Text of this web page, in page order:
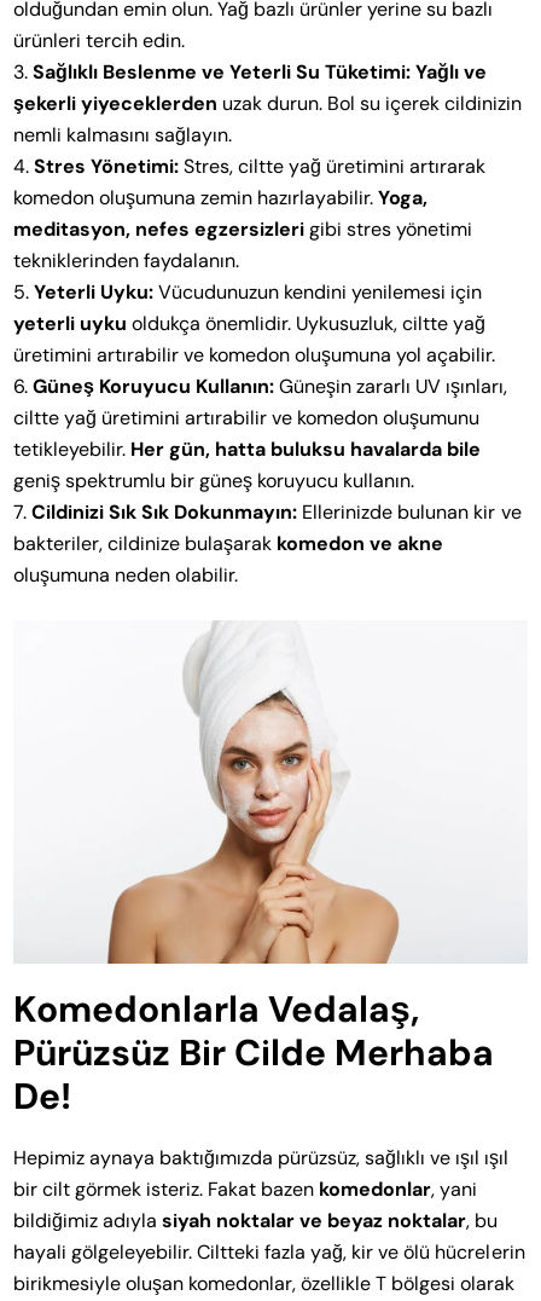
olduğundan emin olun. Yağ bazlı ürünler yerine su bazlı
ürünleri tercih edin.
Sağlıklı Beslenme ve Yeterli Su Tüketimi: Yağlı ve
şekerli yiyeceklerden uzak durun. Bol su içerek cildinizin
nemli kalmasını sağlayın.
Stres Yönetimi:Stres, ciltte yağ üretimini artırarak
komedon oluşumuna zemin hazırlayabilir.Yoga,
meditasyon, nefes egzersizlerigibi stres yönetimi
tekniklerinden faydalanın.
Yeterli Uyku:Vücudunuzun kendini yenilemesi için
yeterli uyku oldukça önemlidir. Uykusuzluk, ciltte yağ
üretimini artırabilir ve komedon oluşumuna yol açabilir.
Güneş Koruyucu Kullanın:Güneşin zararlı UV ışınları,
ciltte yağ üretimini artırabilir ve komedon oluşumunu
tetikleyebilir. Her gün, hatta buluksu havalarda bile
geniş spektrumlu bir güneş koruyucu kullanın.
Cildinizi Sık Sık Dokunmayın: Ellerinizde bulunan kir ve
bakteriler, cildinize bulaşarak komedon ve akne
oluşumuna neden olabilir.
Komedonlarla Vedalaş,
Pürüzsüz Bir Cilde Merhaba
De!
Hepimiz aynaya baktığımızda pürüzsüz, sağlıklı ve ışıl ışıl
bir cilt görmek isteriz. Fakat bazen komedonlar, yani
bildiğimiz adıylasiyah noktalar ve beyaz noktalar, bu
hayali gölgeleyebilir. Ciltteki fazla yağ, kir ve ölü hücrelerin
birikmesiyle oluşan komedonlar, özellikle T bölgesi olarak